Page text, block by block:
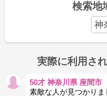
検索地
神
実際に利用さ
50才 神奈川県 座間市
素敵な人が見つかりま